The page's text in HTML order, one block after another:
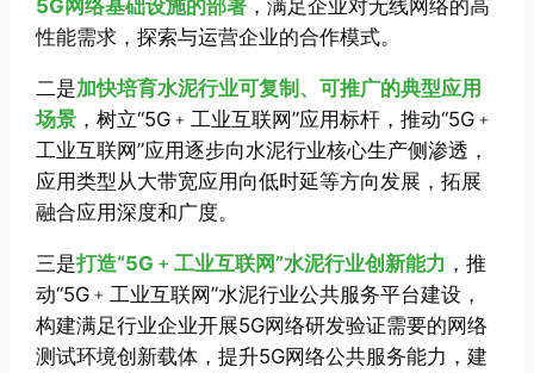
5G网络基础设施的部署 ，满足企业对无线网络的高
性能需求，探索与运营企业的合作模式。
二是加快培育水泥行业可复制、可推广的典型应用
场景 ，树立“5G﹢工业互联网”应用标杆，推动“5G﹢
工业互联网”应用逐步向水泥行业核心生产侧渗透，
应用类型从大带宽应用向低时延等方向发展，拓展
融合应用深度和广度。
三是打造“5G﹢工业互联网”水泥行业创新能力 ，推
动“5G﹢工业互联网”水泥行业公共服务平台建设，
构建满足行业企业开展5G网络研发验证需要的网络
测试环境创新载体，提升5G网络公共服务能力，建